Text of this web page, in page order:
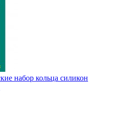
набор кольца силикон